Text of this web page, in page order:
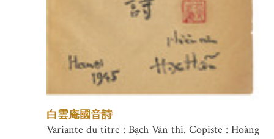
白雲庵國音詩
Variante du titre : Bạch Vân thi. Copiste : Hoàng